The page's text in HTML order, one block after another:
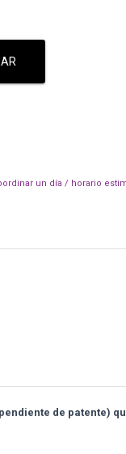
un día / horario
de patente)